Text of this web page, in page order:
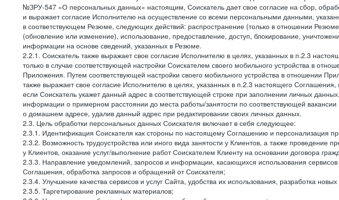
№ЗРУ-547 «О персональных данных» настоящим, Соискатель дает свое согласие на сбор,
и выражает согласие Исполнителю на осуществление со всеми персональными данными,
в соответствующем Резюме, следующих действий: распространение (только в отношении
(обновление или изменение), использование, предоставление, доступ, блокирование,
информации на основе сведений, указанных в Резюме.
2.2.1. Соискатель также выражает свое согласие Исполнителю в целях, указанных в п.2.3
только в случае соответствующей настройки Соискателем своего мобильного устройства в
Приложения. Путем соответствующей настройки своего мобильного устройства в отношении
также выражает свое согласие Исполнителю в целях, указанных в п.2.3 настоящего
если Соискатель укажет данный адрес в соответствующей строке при заполнении личных
информации о примерном расстоянии до места работы/занятости по соответствующей
о домашнем адресе, удалив данный адрес при редактировании своих личных данных.
2.3. Цель обработки персональных данных Соискателя включает в себя следующее:
2.3.1. Идентификация Соискателя как стороны по настоящему Соглашению и персонализация
2.3.2. Возможность трудоустройства или иного вида занятости у Клиентов, а также проведение
у Клиентов, оказание услуг/выполнение работ Соискателем Клиенту на основании договора
2.3.3. Направление уведомлений, запросов и информации, касающихся использования
Соглашения, обработка запросов и обращений от Соискателя;
2.3.4. Улучшение качества сервисов и услуг Сайта, удобства их использования, разработка
2.3.5. Таргетирование рекламных материалов;